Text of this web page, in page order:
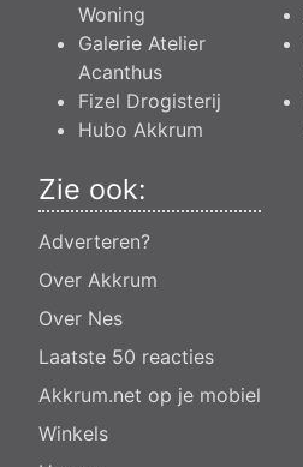
Woning
Galerie Atelier
Acanthus
Fizel Drogisterij
Hubo Akkrum
Zie ook:
Adverteren?
Over Akkrum
Over Nes
Laatste 50 reacties
Akkrum.net op je mobiel
Winkels